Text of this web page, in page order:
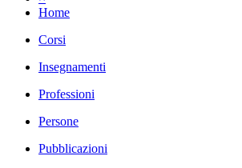
Home
Corsi
Insegnamenti
Professioni
Persone
Pubblicazioni